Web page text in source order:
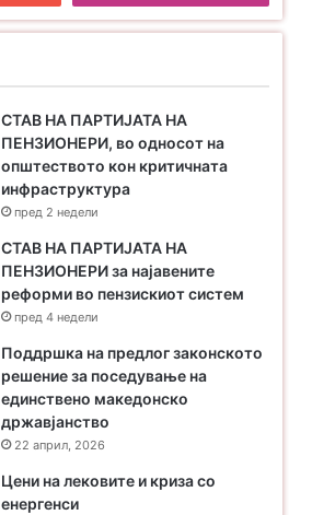
СТАВ НА ПАРТИЈАТА НА
ПЕНЗИОНЕРИ, во односот на
општеството кон критичната
инфраструктура
пред 2 недели
​СТАВ НА ПАРТИЈАТА НА
ПЕНЗИОНЕРИ за најавените
реформи во пензискиот систем
пред 4 недели
Поддршка на предлог законското
решение за поседување на
единствено македонско
државјанство
22 април, 2026
Цени на лековите и криза со
енергенси